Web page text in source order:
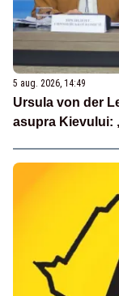
5 aug. 2026, 14:49
Ursula von der
asupra Kievului: